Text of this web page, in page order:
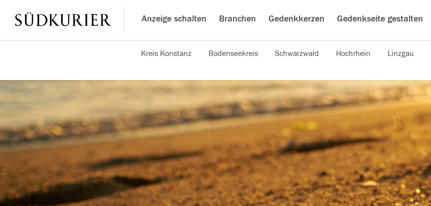
Anzeige schalten Branchen Gedenkkerzen Gedenkseite gestalten
Kreis Konstanz Bodenseekreis Schwarzwald Hochrhein Linzgau